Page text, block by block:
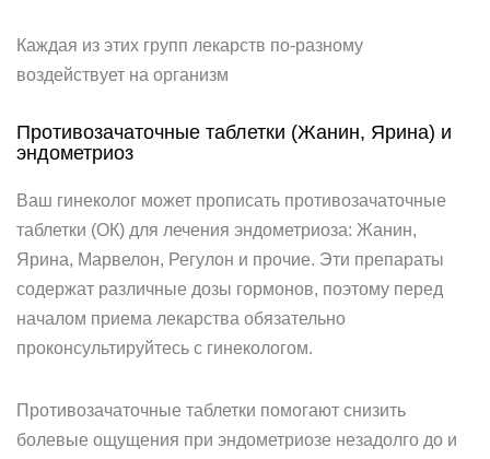
Каждая из этих групп лекарств по-разному
воздействует на организм
Противозачаточные таблетки (Жанин, Ярина) и
эндометриоз
Ваш гинеколог может прописать противозачаточные
таблетки (ОК) для лечения эндометриоза: Жанин,
Ярина, Марвелон, Регулон и прочие. Эти препараты
содержат различные дозы гормонов, поэтому перед
началом приема лекарства обязательно
проконсультируйтесь с гинекологом.
Противозачаточные таблетки помогают снизить
болевые ощущения при эндометриозе незадолго до и